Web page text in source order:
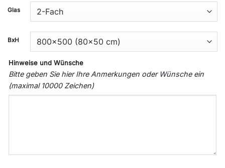
Glas
BxH
Hinweise und Wünsche
Bitte geben Sie hier Ihre Anmerkungen oder Wünsche ein
(maximal 10000 Zeichen)